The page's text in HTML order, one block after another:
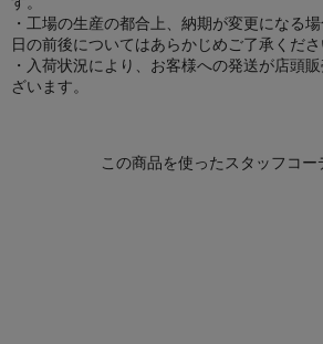
・工場の生産の都合上、納期が変更になる
日の前後についてはあらかじめご了承くださ
・入荷状況により、お客様への発送が店頭
ざいます。